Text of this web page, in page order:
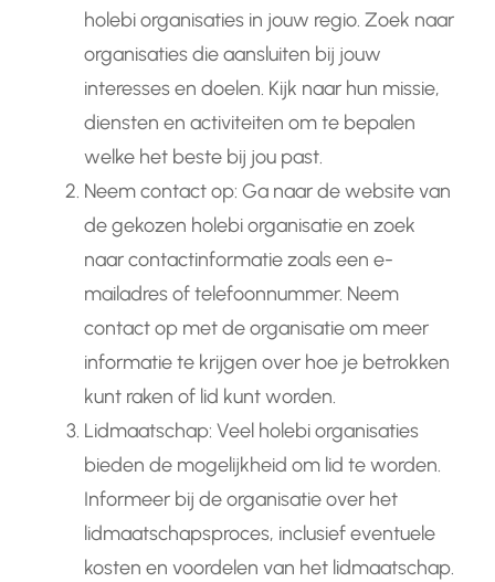
holebi organisaties in jouw regio. Zoek naar
organisaties die aansluiten bij jouw
interesses en doelen. Kijk naar hun missie,
diensten en activiteiten om te bepalen
welke het beste bij jou past.
Neem contact op: Ga naar de website van
de gekozen holebi organisatie en zoek
naar contactinformatie zoals een e-
mailadres of telefoonnummer. Neem
contact op met de organisatie om meer
informatie te krijgen over hoe je betrokken
kunt raken of lid kunt worden.
Lidmaatschap: Veel holebi organisaties
bieden de mogelijkheid om lid te worden.
Informeer bij de organisatie over het
lidmaatschapsproces, inclusief eventuele
kosten en voordelen van het lidmaatschap.